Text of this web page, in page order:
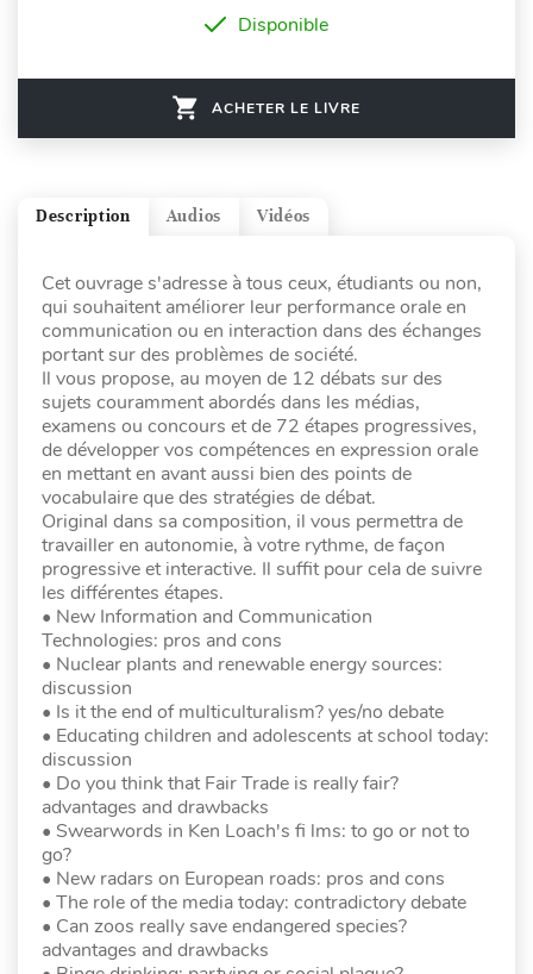
Disponible
ACHETER LE LIVRE
Vidéos
Audios
Description
Cet ouvrage s'adresse à tous ceux, étudiants ou non,
qui souhaitent améliorer leur performance orale en
communication ou en interaction dans des échanges
portant sur des problèmes de société.
Il vous propose, au moyen de 12 débats sur des
sujets couramment abordés dans les médias,
examens ou concours et de 72 étapes progressives,
de développer vos compétences en expression orale
en mettant en avant aussi bien des points de
vocabulaire que des stratégies de débat.
Original dans sa composition, il vous permettra de
travailler en autonomie, à votre rythme, de façon
progressive et interactive. Il suffit pour cela de suivre
les différentes étapes.
• New Information and Communication
Technologies: pros and cons
• Nuclear plants and renewable energy sources:
discussion
• Is it the end of multiculturalism? yes/no debate
• Educating children and adolescents at school today:
discussion
• Do you think that Fair Trade is really fair?
advantages and drawbacks
• Swearwords in Ken Loach's fi lms: to go or not to
go?
• New radars on European roads: pros and cons
• The role of the media today: contradictory debate
• Can zoos really save endangered species?
advantages and drawbacks